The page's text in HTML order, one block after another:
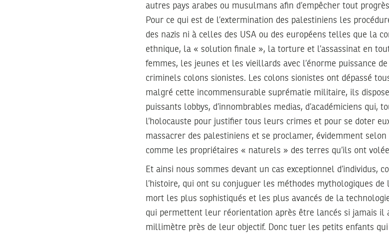
autres pays arabes ou musulmans afin d’empêcher tout
Pour ce qui est de l’extermination des palestiniens les
des nazis ni à celles des USA ou des européens telles que la
ethnique, la « solution finale », la torture et l’assassinat en
femmes, les jeunes et les vieillards avec l’énorme puissance
criminels colons sionistes. Les colons sionistes ont dépassé
malgré cette incommensurable suprématie militaire, ils
puissants lobbys, d’innombrables medias, d’académiciens qui,
l’holocauste pour justifier tous leurs crimes et pour se doter
massacrer des palestiniens et se proclamer, évidemment
comme les propriétaires « naturels » des terres qu’ils ont
Et ainsi nous sommes devant un cas exceptionnel d’individus,
l’histoire, qui ont su conjuguer les méthodes mythologiques
mort les plus sophistiqués et les plus avancés de la
qui permettent leur réorientation après être lancés si jamais il
millimètre près de leur objectif. Donc tuer les petits enfants